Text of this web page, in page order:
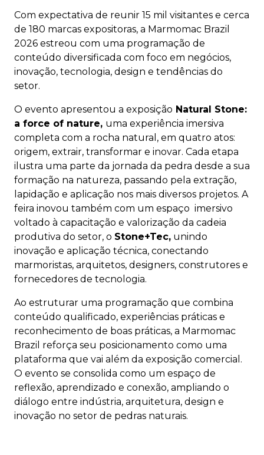
Com expectativa de reunir 15 mil visitantes e cerca
de 180 marcas expositoras, a Marmomac Brazil
2026 estreou com uma programação de
conteúdo diversificada com foco em negócios,
inovação, tecnologia, design e tendências do
setor.
O evento apresentou a exposição Natural Stone:
a force of nature, uma experiência imersiva
completa com a rocha natural, em quatro atos:
origem, extrair, transformar e inovar. Cada etapa
ilustra uma parte da jornada da pedra desde a sua
formação na natureza, passando pela extração,
lapidação e aplicação nos mais diversos projetos. A
feira inovou também com um espaço imersivo
voltado à capacitação e valorização da cadeia
produtiva do setor, o Stone+Tec, unindo
inovação e aplicação técnica, conectando
marmoristas, arquitetos, designers, construtores e
fornecedores de tecnologia.
Ao estruturar uma programação que combina
conteúdo qualificado, experiências práticas e
reconhecimento de boas práticas, a Marmomac
Brazil reforça seu posicionamento como uma
plataforma que vai além da exposição comercial.
O evento se consolida como um espaço de
reflexão, aprendizado e conexão, ampliando o
diálogo entre indústria, arquitetura, design e
inovação no setor de pedras naturais.